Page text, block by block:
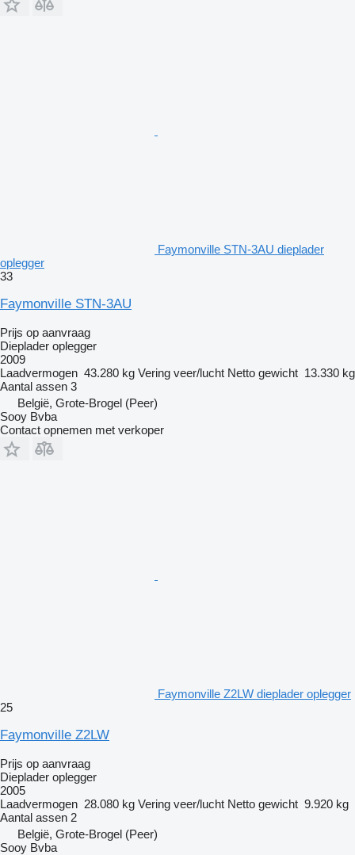
Faymonville STN-3AU dieplader
oplegger
33
Faymonville STN-3AU
Prijs op aanvraag
Dieplader oplegger
2009
Laadvermogen 43.280 kg Vering veer/lucht Netto gewicht 13.330 kg
Aantal assen 3
België, Grote-Brogel (Peer)
Sooy Bvba
Contact opnemen met verkoper
Faymonville Z2LW dieplader oplegger
25
Faymonville Z2LW
Prijs op aanvraag
Dieplader oplegger
2005
Laadvermogen 28.080 kg Vering veer/lucht Netto gewicht 9.920 kg
Aantal assen 2
België, Grote-Brogel (Peer)
Sooy Bvba